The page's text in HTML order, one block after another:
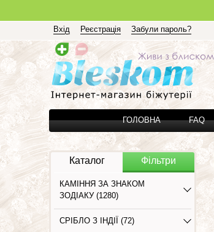
Вхід Реєстрація Забули пароль?
ГОЛОВНА FAQ
Каталог Фільтри
КАМІННЯ ЗА ЗНАКОМ
ЗОДІАКУ (1280)
СРІБЛО З ІНДІЇ (72)